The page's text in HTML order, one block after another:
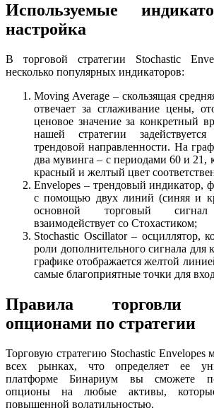
Используемые
настройка
В торговой стратегии Stochastic
несколько популярных индикаторов:
Moving Average – скользящая
отвечает за сглаживание цены,
ценовое значение за конкретный
нашей стратегии
трендовой направленности. На
два мувинга – с периодами 60 и 21,
красный и желтый цвет
Envelopes – трендовый индикатор,
с помощью двух линий (синяя и
основной торговый
взаимодействует со Стохастиком;
Stochastic Oscillator – осциллятор,
роли дополнительного сигнала для
графике отображается желтой
самые благоприятные точки для
Правила торговли
опционами по стратегии
Торговую стратегию Stochastic Envelopes
всех рынках, что определяет ее
платформе Бинариум вы сможете
опционы на любые активы, которые
повышенной волатильностью.